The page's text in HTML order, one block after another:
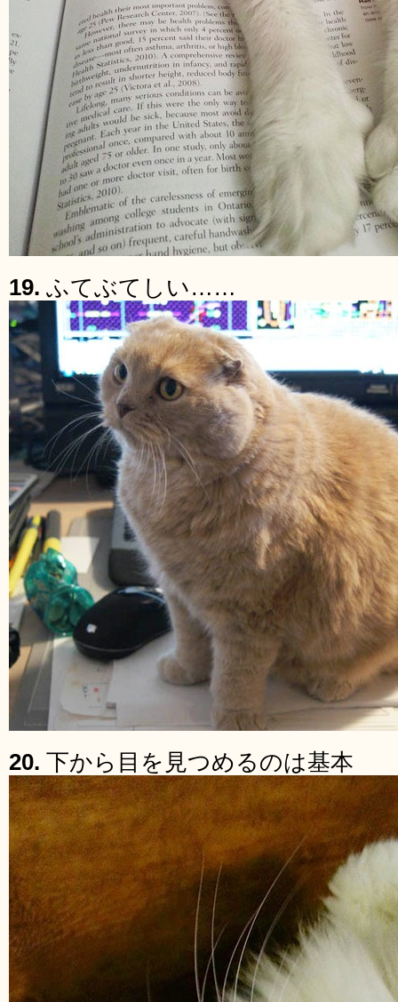
19. ふてぶてしい……
20. 下から目を見つめるのは基本